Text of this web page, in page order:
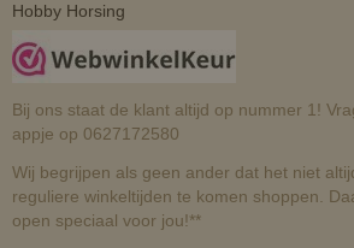
Hobby Horsing
Bij ons staat de klant altijd op nummer 1!
appje op 0627172580
Wij begrijpen als geen ander dat het niet
reguliere winkeltijden te komen shoppen.
open speciaal voor jou!**